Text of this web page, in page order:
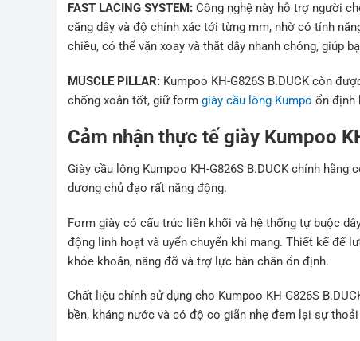
FAST LACING SYSTEM: Công nghệ này hỗ trợ người
căng dây và độ chính xác tới từng mm, nhờ có tính
chiều, có thể vặn xoay và thắt dây nhanh chóng, giúp
MUSCLE PILLAR: Kumpoo KH-G826S B.DUCK còn
chống xoắn tốt, giữ formgiày cầu lông Kumpo ổn định
Cảm nhận thực tế giày Kumpoo
Giày cầu lông Kumpoo KH-G826S B.DUCK chính hãng
dương chủ đạo rất năng động.
Form giày có cấu trúc liền khối và hệ thống tự buộc
động linh hoạt và uyển chuyển khi mang. Thiết kế đế
khỏe khoắn, nâng đỡ và trợ lực bàn chân ổn định.
Chất liệu chính sử dụng cho Kumpoo KH-G826S
bền, kháng nước và có độ co giãn nhẹ đem lại sự